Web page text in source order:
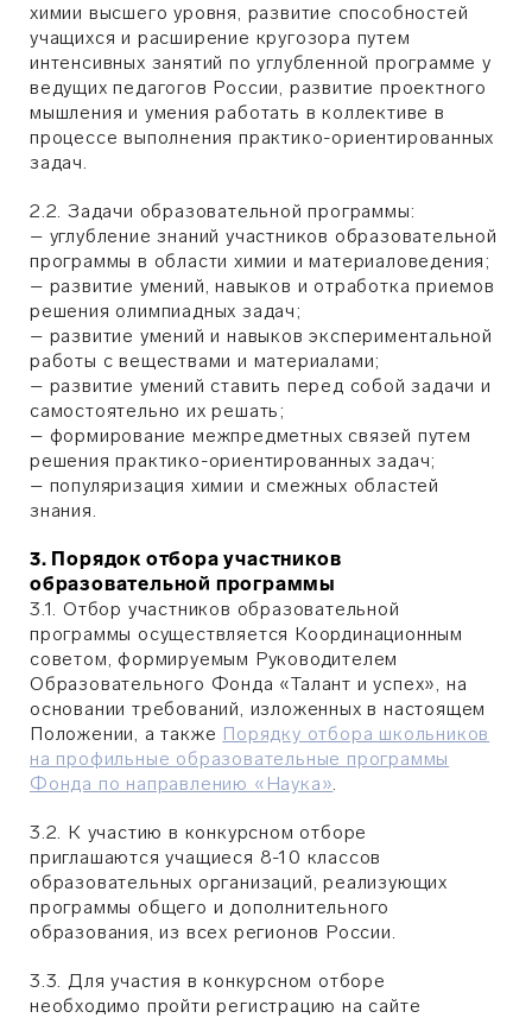
химии высшего уровня, развитие способностей
учащихся и расширение кругозора путем
интенсивных занятий по углубленной программе у
ведущих педагогов России, развитие проектного
мышления и умения работать в коллективе в
процессе выполнения практико-ориентированных
задач.
2.2. Задачи образовательной программы:
– углубление знаний участников образовательной
программы в области химии и материаловедения;
– развитие умений, навыков и отработка приемов
решения олимпиадных задач;
– развитие умений и навыков экспериментальной
работы с веществами и материалами;
– развитие умений ставить перед собой задачи и
самостоятельно их решать;
– формирование межпредметных связей путем
решения практико-ориентированных задач;
– популяризация химии и смежных областей
знания.
3. Порядок отбора участников
образовательной программы
3.1. Отбор участников образовательной
программы осуществляется Координационным
советом, формируемым Руководителем
Образовательного Фонда «Талант и успех», на
основании требований, изложенных в настоящем
Положении, а также Порядку отбора школьников
на профильные образовательные программы
Фонда по направлению «Наука».
3.2. К участию в конкурсном отборе
приглашаются учащиеся 8-10 классов
образовательных организаций, реализующих
программы общего и дополнительного
образования, из всех регионов России.
3.3. Для участия в конкурсном отборе
необходимо пройти регистрацию на сайте